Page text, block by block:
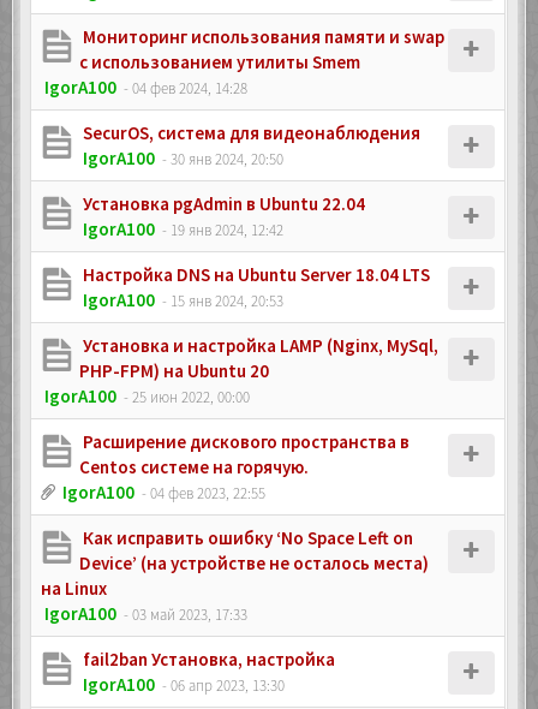
Мониторинг использования памяти и swap
с использованием утилиты Smem
IgorA100 - 04 фев 2024, 14:28
SecurOS, система для видеонаблюдения
IgorA100 - 30 янв 2024, 20:50
Установка pgAdmin в Ubuntu 22.04
IgorA100 - 19 янв 2024, 12:42
Настройка DNS на Ubuntu Server 18.04 LTS
IgorA100 - 15 янв 2024, 20:53
Установка и настройка LAMP (Nginx, MySql,
PHP-FPM) на Ubuntu 20
IgorA100 - 25 июн 2022, 00:00
Расширение дискового пространства в
Centos системе на горячую.
IgorA100 - 04 фев 2023, 22:55
Как исправить ошибку ‘No Space Left on
Device’ (на устройстве не осталось места)
на Linux
IgorA100 - 03 май 2023, 17:33
fail2ban Установка, настройка
IgorA100 - 06 апр 2023, 13:30